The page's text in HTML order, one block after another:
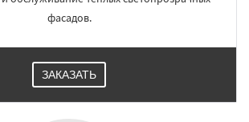
фасадов.
ЗАКАЗАТЬ